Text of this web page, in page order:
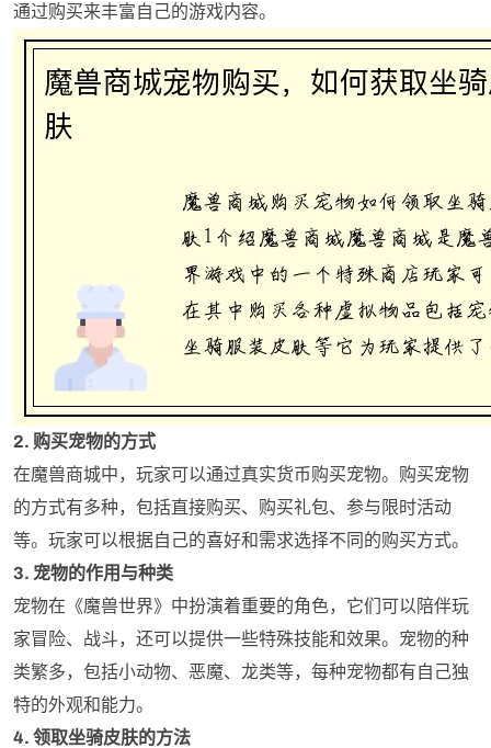
通过购买来丰富自己的游戏内容。
2. 购买宠物的方式
在魔兽商城中，玩家可以通过真实货币购买宠物。购买宠物
的方式有多种，包括直接购买、购买礼包、参与限时活动
等。玩家可以根据自己的喜好和需求选择不同的购买方式。
3. 宠物的作用与种类
宠物在《魔兽世界》中扮演着重要的角色，它们可以陪伴玩
家冒险、战斗，还可以提供一些特殊技能和效果。宠物的种
类繁多，包括小动物、恶魔、龙类等，每种宠物都有自己独
特的外观和能力。
4. 领取坐骑皮肤的方法